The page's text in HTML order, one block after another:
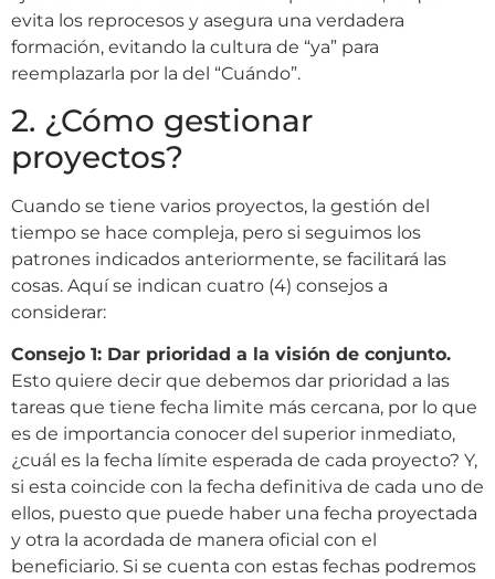
evita los reprocesos y asegura una verdadera
formación, evitando la cultura de “ya” para
reemplazarla por la del “Cuándo”.
2. ¿Cómo gestionar
proyectos?
Cuando se tiene varios proyectos, la gestión del
tiempo se hace compleja, pero si seguimos los
patrones indicados anteriormente, se facilitará las
cosas. Aquí se indican cuatro (4) consejos a
considerar:
Consejo 1: Dar prioridad a la visión de conjunto.
Esto quiere decir que debemos dar prioridad a las
tareas que tiene fecha limite más cercana, por lo que
es de importancia conocer del superior inmediato,
¿cuál es la fecha límite esperada de cada proyecto? Y,
si esta coincide con la fecha definitiva de cada uno de
ellos, puesto que puede haber una fecha proyectada
y otra la acordada de manera oficial con el
beneficiario. Si se cuenta con estas fechas podremos